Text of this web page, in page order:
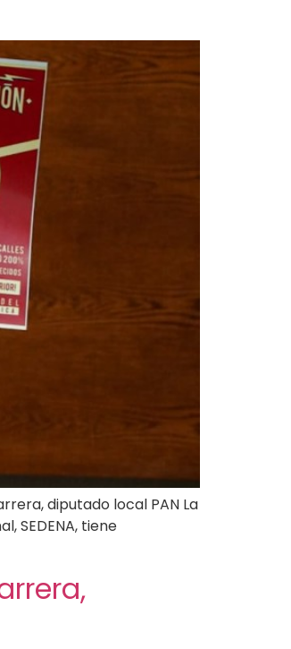
diputado local PAN La
SEDENA, tiene